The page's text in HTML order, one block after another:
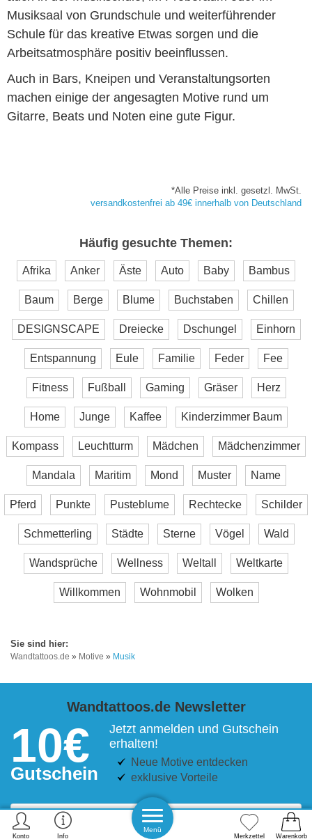
Musiksaal von Grundschule und weiterführender
Schule für das kreative Etwas sorgen und die
Arbeitsatmosphäre positiv beeinflussen.
Auch in Bars, Kneipen und Veranstaltungsorten
machen einige der angesagten Motive rund um
Gitarre, Beats und Noten eine gute Figur.
*Alle Preise inkl. gesetzl. MwSt.
versandkostenfrei ab 49€ innerhalb von Deutschland
Häufig gesuchte Themen:
Afrika Anker Äste Auto Baby Bambus
Baum Berge Blume Buchstaben Chillen
DESIGNSCAPE Dreiecke Dschungel Einhorn
Entspannung Eule Familie Feder Fee
Fitness Fußball Gaming Gräser Herz
Home Junge Kaffee Kinderzimmer Baum
Kompass Leuchtturm Mädchen Mädchenzimmer
Mandala Maritim Mond Muster Name
Pferd Punkte Pusteblume Rechtecke Schilder
Schmetterling Städte Sterne Vögel Wald
Wandsprüche Wellness Weltall Weltkarte
Willkommen Wohnmobil Wolken
Wandtattoos.de » Motive » Musik
Wandtattoos.de Newsletter
10€
Gutschein
Jetzt anmelden und Gutschein
erhalten!
Neue Motive entdecken
exklusive Vorteile
Warenkorb
Merkzettel
Menü
Konto Info